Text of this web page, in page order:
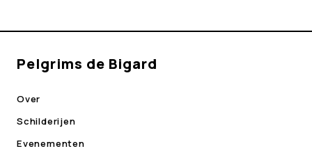
Pelgrims de Bigard
Over
Schilderijen
Evenementen